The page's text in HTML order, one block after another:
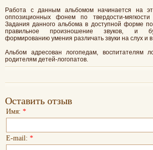
Работа с данным альбомом начинается на
оппозиционных фонем по твердости-мягкости
Задания данного альбома в доступной форме
правильное произношение звуков, и
формированию умения различать звуки на слух и
Альбом адресован логопедам, воспитателям
родителям детей-логопатов.
Оставить отзыв
Имя: *
E-mail: *